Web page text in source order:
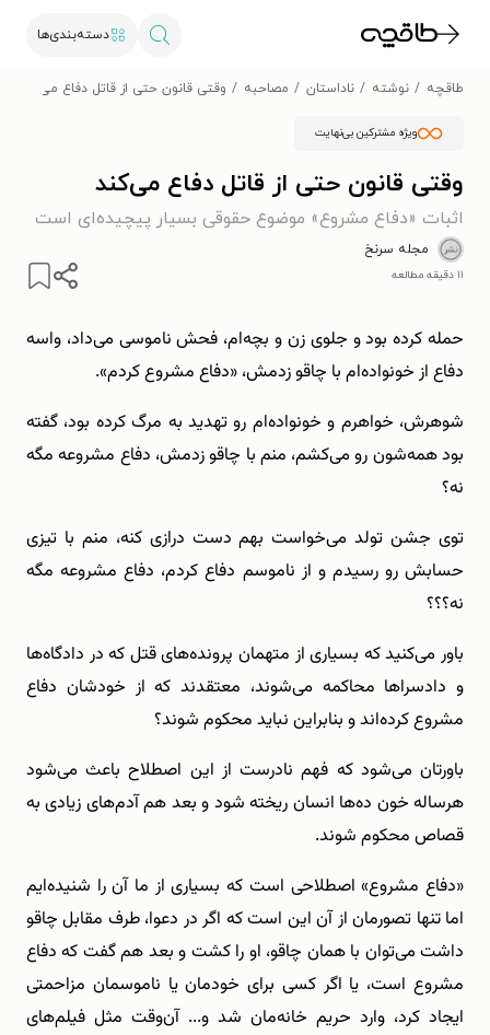
دسته‌بندی‌ها
طاقچه نوشته ناداستان مصاحبه وقتی قانون حتی از قاتل دفاع می‌کند
ویژه مشترکین بی‌نهایت
وقتی قانون حتی از قاتل دفاع می‌کند
اثبات «دفاع مشروع» موضوع حقوقی بسیار پیچیده‌ای است
مجله سرنخ
۱۱ دقیقه مطالعه
حمله كرده بود و جلوی زن و بچه‌ام، فحش ناموسی می‌داد، واسه
دفاع از خونواده‌ام با چاقو زدمش، «دفاع مشروع كردم».
شوهرش، خواهرم و خونواده‌ام رو تهدید به مرگ كرده بود، گفته
بود همه‌شون رو می‌كشم، منم با چاقو زدمش، دفاع مشروعه مگه
نه؟
توی جشن تولد می‌خواست بهم دست درازی كنه، منم با تیزی
حسابش رو رسیدم و از ناموسم دفاع كردم، دفاع مشروعه مگه
نه؟؟؟
باور ‌می‌كنید كه بسیاری از متهمان پرونده‌های قتل كه در دادگاه‌ها
و دادسراها محاكمه می‌شوند،‌ معتقدند كه از خودشان دفاع
مشروع كرده‌اند و بنابراین نباید محكوم شوند؟
باورتان می‌شود كه فهم نادرست از این اصطلاح باعث می‌شود
هرساله خون ده‌ها انسان ریخته شود و بعد هم آدم‌های زیادی به
قصاص محكوم شوند.
«دفاع مشروع» اصطلاحی است كه بسیاری از ما آن را شنیده‌ایم
اما ‌تنها تصورمان از آن این است كه اگر در دعوا، طرف مقابل چاقو
داشت می‌توان با همان چاقو،‌ او را كشت و بعد هم گفت كه دفاع
مشروع است، یا ‌اگر كسی برای خودمان یا ناموسمان مزاحمتی
ایجاد كرد، وارد حریم خانه‌مان شد و... آن‌وقت مثل فیلم‌های